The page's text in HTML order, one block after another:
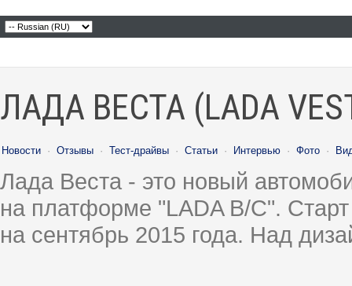
ЛАДА ВЕСТА (LADA
Новости · Отзывы · Тест-драйвы · Статьи · Интервью · Фото ·
Лада Веста - это новый
на платформе "LADA B/C".
на сентябрь 2015 года. Над